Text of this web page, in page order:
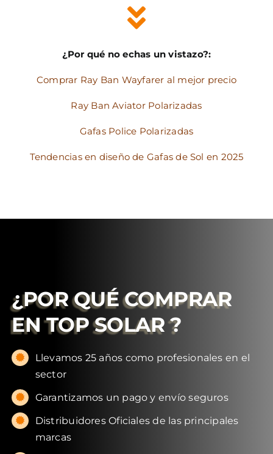
¿Por qué no echas un vistazo?:
Comprar Ray Ban Wayfarer al mejor precio
Ray Ban Aviator Polarizadas
Gafas Police Polarizadas
Tendencias en diseño de Gafas de Sol en 2025
¿POR QUÉ COMPRAR
EN TOP SOLAR ?
Llevamos 25 años como profesionales en el
sector
Garantizamos un pago y envío seguros
Distribuidores Oficiales de las principales
marcas